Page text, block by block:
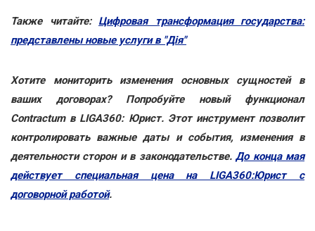
Также читайте: Цифровая трансформация государства:
представлены новые услуги в "Дія"
Хотите мониторить изменения основных сущностей в
ваших договорах? Попробуйте новый функционал
Contractum в LIGA360: Юрист. Этот инструмент позволит
контролировать важные даты и события, изменения в
деятельности сторон и в законодательстве.До конца мая
действует специальная цена на LIGA360:Юрист с
договорной работой.